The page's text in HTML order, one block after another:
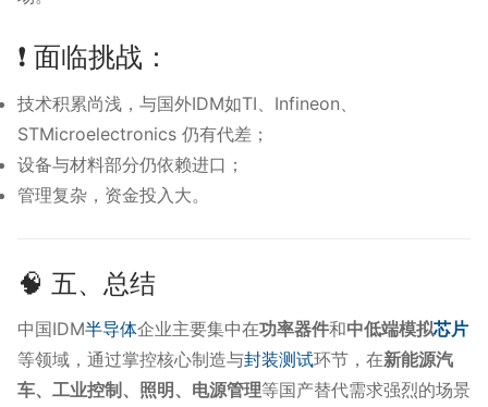
❗ 面临挑战：
技术积累尚浅，与国外IDM如TI、Infineon、
STMicroelectronics 仍有代差；
设备与材料部分仍依赖进口；
管理复杂，资金投入大。
🧠 五、总结
中国IDM半导体企业主要集中在功率器件和中低端模拟芯片
等领域，通过掌控核心制造与封装测试环节，在新能源汽
车、工业控制、照明、电源管理等国产替代需求强烈的场景